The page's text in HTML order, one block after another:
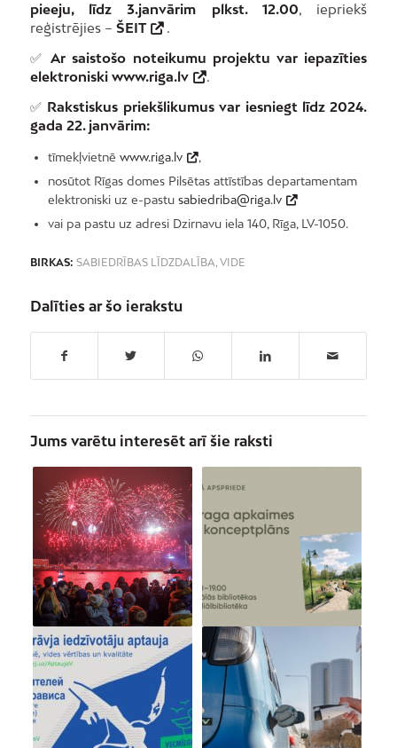
pieeju, līdz 3.janvārim plkst. 12.00, iepriekš
reģistrējies – ŠEIT
.
✅Ar saistošo noteikumu projektu var iepazīties
elektroniski www.riga.lv
.
✅ Rakstiskus priekšlikumus var iesniegt līdz 2024.
gada 22. janvārim:
tīmekļvietnē www.riga.lv
,
nosūtot Rīgas domes Pilsētas attīstības departamentam
elektroniski uz e-pastu sabiedriba@riga.lv
vai pa pastu uz adresi Dzirnavu iela 140, Rīga, LV-1050.
BIRKAS: SABIEDRĪBAS LĪDZDALĪBA, VIDE
Dalīties ar šo ierakstu
Jums varētu interesēt arī šie raksti